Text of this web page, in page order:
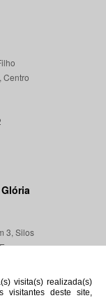
visita(s) realizada(s)
visitantes deste site,
Centro
3, Silos